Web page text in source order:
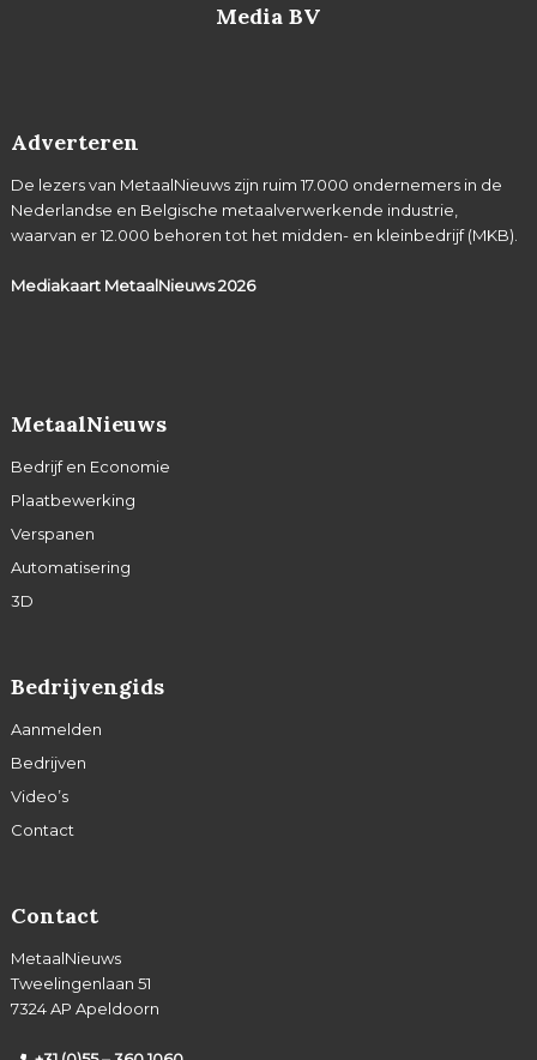
Media BV
Adverteren
De lezers van MetaalNieuws zijn ruim 17.000 ondernemers in de
Nederlandse en Belgische metaalverwerkende industrie,
waarvan er 12.000 behoren tot het midden- en kleinbedrijf (MKB).
Mediakaart MetaalNieuws2026
MetaalNieuws
Bedrijf en Economie
Plaatbewerking
Verspanen
Automatisering
3D
Bedrijvengids
Aanmelden
Bedrijven
Video’s
Contact
Contact
MetaalNieuws
Tweelingenlaan 51
7324 AP Apeldoorn